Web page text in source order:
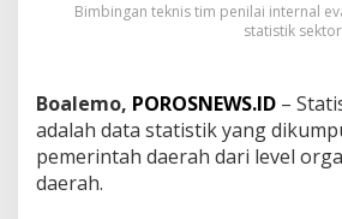
Bimbingan teknis tim penilai internal
statistik
Boalemo, POROSNEWS.ID –
adalah data statistik yang
pemerintah daerah dari level
daerah.